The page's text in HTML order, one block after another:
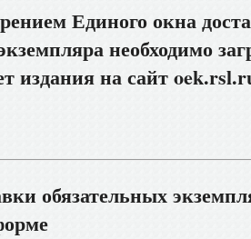
Единого окна
необходимо
издания на сайт
обязательных